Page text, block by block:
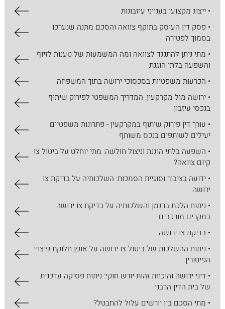
• ייצוג מקצועי בענייני עיזבונות
• פסק דין העוסק בתוקף צוואה והסכם מתנה שנערכו
בסמוך לפטירה
• מתי ניתן להתנגד לצוואה ומה המשמעות של טענות לזיוף
והשפעה בלתי הוגנת
• הכרעות משפטיות בסכסוכי ירושה בתוך המשפחה
• ירושה מול מקרקעין: המדריך המשפטי לפירוק שיתוף
בנכסי עיזבון
• עורך דין פירוק שיתוף במקרקעין - פתרונות משפטיים
יעילים לשותפים בנכס משותף
• השפעה בלתי הוגנת וניצול חולשה: מתי יוחלט על ביטול צו
קיום צוואה?
• ידועה בציבור וסוגיית הסמכות: השלכותיה על בדיקת צו
ירושה
• ניתוח הלכת ברגמן והשלכותיה על בדיקת צו ירושה
במקרים מורכבים
• בדיקת צו ירושה
• ניתוח ההשלכות של ביטול צו ירושה על אופן חלוקת פיצויי
הפיטורין
• דיני ירושה והוכחת זהות יורש חוקי: ניתוח פסיקה עדכנית
של בית הדין הרבני
• מתי הסכם בין יורשים עלול להתבטל?